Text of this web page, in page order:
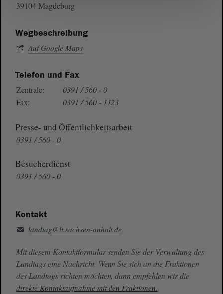
39104 Magdeburg
Wegbeschreibung
Auf Google Maps
Telefon und Fax
Zentrale:
0391 / 560 - 0
Fax:
0391 / 560 - 1123
Presse- und Öffentlichkeitsarbeit
0391 / 560 - 0
Besucherdienst
0391 / 560 - 0
Kontakt
landtag@lt.sachsen-anhalt.de
Mit diesem Kontaktformular senden Sie der Verwaltung des
Landtags eine Nachricht. Wenn Sie sich an die Fraktionen
des Landtags richten möchten, dann empfehlen wir die
direkte Kontaktaufnahme mit den Fraktionen.